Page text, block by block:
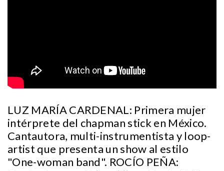
LUZ MARÍA CARDENAL: Primera mujer
intérprete del chapman stick en México.
Cantautora, multi-instrumentista y loop-
artist que presenta un show al estilo
"One-woman band". ROCÍO PEÑA: